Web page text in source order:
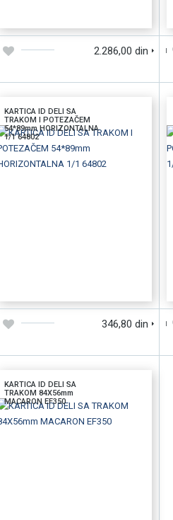
2.286,00 din
KARTICA ID DELI SA
TRAKOM I POTEZAČEM
54*89mm HORIZONTALNA
1/1 64802
346,80 din
KARTICA ID DELI SA
TRAKOM 84X56mm
MACARON EF350